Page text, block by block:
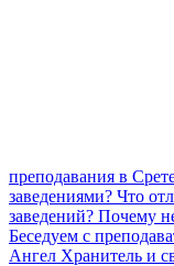
преподавания в
заведениями? Что
заведений? Почему
Беседуем с
Ангел Хранитель и